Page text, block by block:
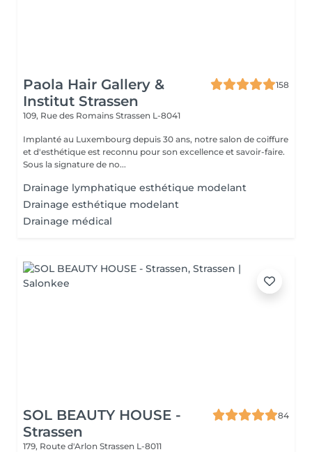
Paola Hair Gallery &
Institut Strassen
158
109, Rue des Romains Strassen L-8041
Implanté au Luxembourg depuis 30 ans, notre salon de coiffure
et d'esthétique est reconnu pour son excellence et savoir-faire.
Sous la signature de no...
Drainage lymphatique esthétique modelant
Drainage esthétique modelant
Drainage médical
SOL BEAUTY HOUSE -
Strassen
84
179, Route d'Arlon Strassen L-8011